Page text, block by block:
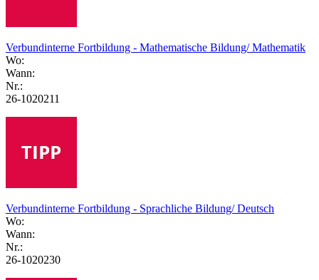
Verbundinterne Fortbildung - Mathematische Bildung/ Mathematik
Wo:
Wann:
Nr.:
26-1020211
Verbundinterne Fortbildung - Sprachliche Bildung/ Deutsch
Wo:
Wann:
Nr.:
26-1020230